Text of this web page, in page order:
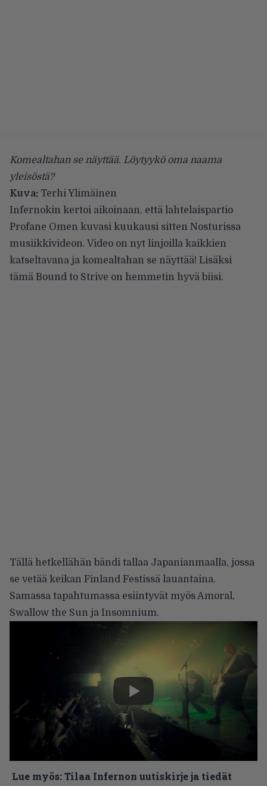
Komealtahan se näyttää. Löytyykö oma naama
yleisöstä?
Kuva: Terhi Ylimäinen
Infernokin kertoi aikoinaan, että lahtelaispartio
Profane Omen kuvasi kuukausi sitten Nosturissa
musiikkivideon. Video on nyt linjoilla kaikkien
katseltavana ja komealtahan se näyttää! Lisäksi
tämä Bound to Strive on hemmetin hyvä biisi.
Tällä hetkellähän bändi tallaa Japanianmaalla, jossa
se vetää keikan Finland Festissä lauantaina.
Samassa tapahtumassa esiintyvät myösAmoral,
Swallow the Sun ja Insomnium.
Lue myös:Tilaa Infernon uutiskirje ja tiedät